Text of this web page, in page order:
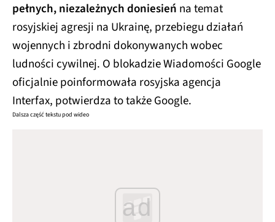
pełnych, niezależnych doniesień na temat
rosyjskiej agresji na Ukrainę, przebiegu działań
wojennych i zbrodni dokonywanych wobec
ludności cywilnej. O blokadzie Wiadomości Google
oficjalnie poinformowała rosyjska agencja
Interfax, potwierdza to także Google.
Dalsza część tekstu pod wideo
ad